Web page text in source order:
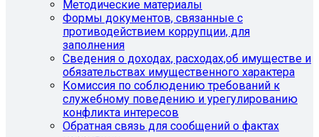
Методические материалы
Формы документов, связанные с
противодействием коррупции, для
заполнения
Сведения о доходах, расходах,об имуществе и
обязательствах имущественного характера
Комиссия по соблюдению требований к
служебному поведению и урегулированию
конфликта интересов
Обратная связь для сообщений о фактах